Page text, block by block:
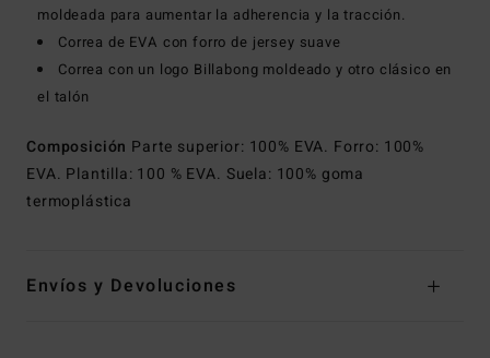
moldeada para aumentar la adherencia y la tracción.
Correa de EVA con forro de jersey suave
Correa con un logo Billabong moldeado y otro clásico en
el talón
Composición Parte superior: 100% EVA. Forro: 100%
EVA. Plantilla: 100 % EVA. Suela: 100% goma
termoplástica
Envíos y Devoluciones